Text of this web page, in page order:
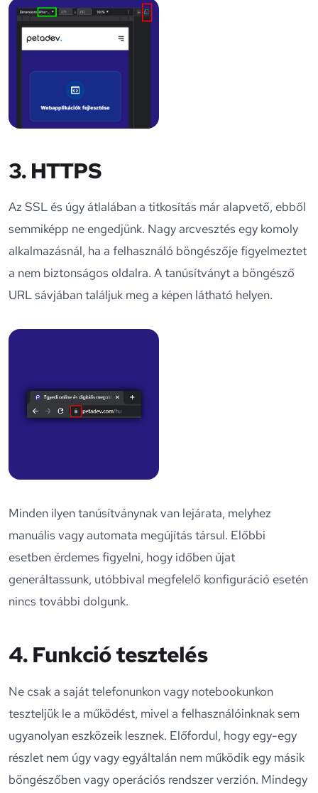
3. HTTPS
Az SSL és úgy átlalában a titkosítás már alapvető, ebből
semmiképp ne engedjünk. Nagy arcvesztés egy komoly
alkalmazásnál, ha a felhasználó böngészője figyelmeztet
a nem biztonságos oldalra. A tanúsítványt a böngésző
URL sávjában találjuk meg a képen látható helyen.
Minden ilyen tanúsítványnak van lejárata, melyhez
manuális vagy automata megújítás társul. Előbbi
esetben érdemes figyelni, hogy időben újat
generáltassunk, utóbbival megfelelő konfiguráció esetén
nincs további dolgunk.
4. Funkció tesztelés
Ne csak a saját telefonunkon vagy notebookunkon
teszteljük le a működést, mivel a felhasználóinknak sem
ugyanolyan eszközeik lesznek. Előfordul, hogy egy-egy
részlet nem úgy vagy egyáltalán nem működik egy másik
böngészőben vagy operációs rendszer verzión. Mindegy